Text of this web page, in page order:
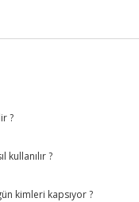
?
kullanılır ?
kimleri kapsıyor ?